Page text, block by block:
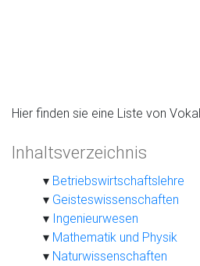
Hier finden sie eine Liste von
Inhaltsverzeichnis
Betriebswirtschaftslehre
Geisteswissenschaften
Ingenieurwesen
Mathematik und Physik
Naturwissenschaften